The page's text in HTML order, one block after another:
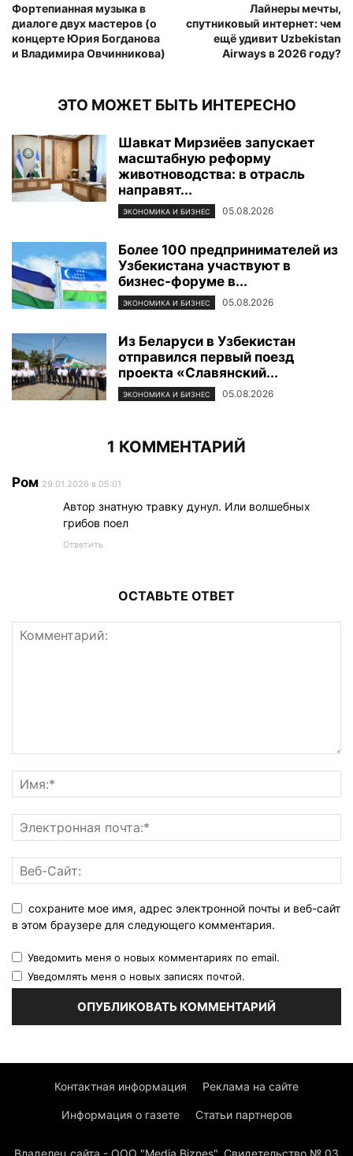
Фортепианная музыка в
диалоге двух мастеров (о
концерте Юрия Богданова
и Владимира Овчинникова)
Лайнеры мечты,
спутниковый интернет: чем
ещё удивит Uzbekistan
Airways в 2026 году?
ЭТО МОЖЕТ БЫТЬ ИНТЕРЕСНО
Шавкат Мирзиёев запускает
масштабную реформу
животноводства: в отрасль
направят...
ЭКОНОМИКА И БИЗНЕС 05.08.2026
Более 100 предпринимателей из
Узбекистана участвуют в
бизнес-форуме в...
ЭКОНОМИКА И БИЗНЕС 05.08.2026
Из Беларуси в Узбекистан
отправился первый поезд
проекта «Славянский...
ЭКОНОМИКА И БИЗНЕС 05.08.2026
1 КОММЕНТАРИЙ
Ром 29.01.2026 в 05:01
Автор знатную травку дунул. Или волшебных
грибов поел
Ответить
ОСТАВЬТЕ ОТВЕТ
сохраните мое имя, адрес электронной почты и веб-сайт
в этом браузере для следующего комментария.
Уведомить меня о новых комментариях по email.
Уведомлять меня о новых записях почтой.
Контактная информация Реклама на сайте
Информация о газете Статьи партнеров